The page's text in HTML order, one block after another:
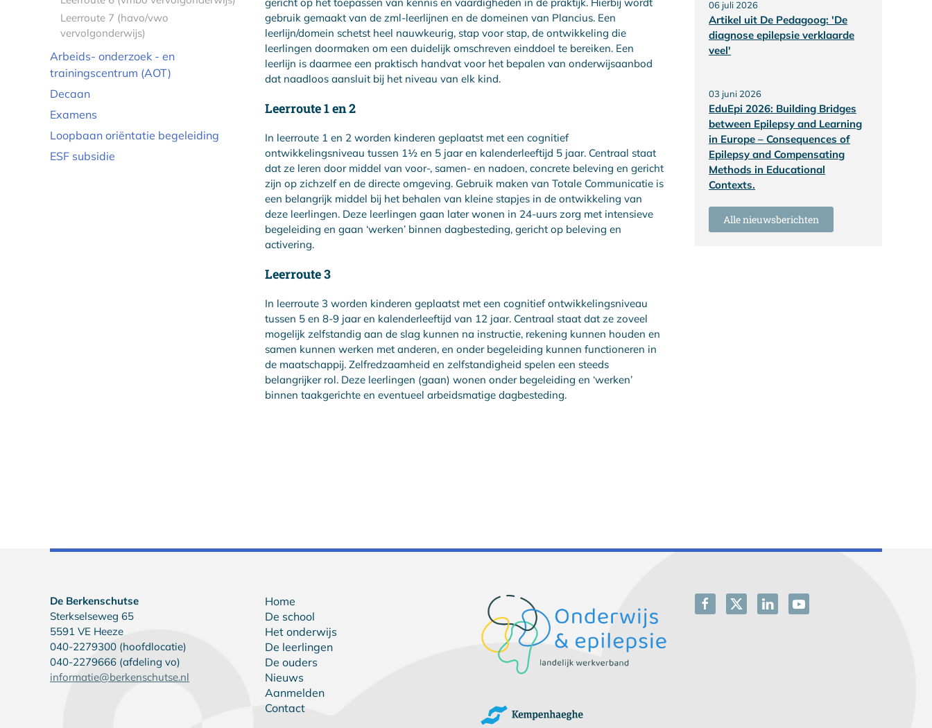
Leerroute 7 (havo/vwo
vervolgonderwijs)
Arbeids- onderzoek - en
trainingscentrum (AOT)
Decaan
Examens
Loopbaan oriëntatie begeleiding
ESF subsidie
gebruik gemaakt van de zml-leerlijnen en de domeinen van Plancius. Een
leerlijn/domein schetst heel nauwkeurig, stap voor stap, de ontwikkeling die
leerlingen doormaken om een duidelijk omschreven einddoel te bereiken. Een
leerlijn is daarmee een praktisch handvat voor het bepalen van onderwijsaanbod
dat naadloos aansluit bij het niveau van elk kind.
Leerroute 1 en 2
In leerroute 1 en 2 worden kinderen geplaatst met een cognitief
ontwikkelingsniveau tussen 1½ en 5 jaar en kalenderleeftijd 5 jaar. Centraal staat
dat ze leren door middel van voor-, samen- en nadoen, concrete beleving en gericht
zijn op zichzelf en de directe omgeving. Gebruik maken van Totale Communicatie is
een belangrijk middel bij het behalen van kleine stapjes in de ontwikkeling van
deze leerlingen. Deze leerlingen gaan later wonen in 24-uurs zorg met intensieve
begeleiding en gaan ‘werken’ binnen dagbesteding, gericht op beleving en
activering.
Leerroute 3
In leerroute 3 worden kinderen geplaatst met een cognitief ontwikkelingsniveau
tussen 5 en 8-9 jaar en kalenderleeftijd van 12 jaar. Centraal staat dat ze zoveel
mogelijk zelfstandig aan de slag kunnen na instructie, rekening kunnen houden en
samen kunnen werken met anderen, en onder begeleiding kunnen functioneren in
de maatschappij. Zelfredzaamheid en zelfstandigheid spelen een steeds
belangrijker rol. Deze leerlingen (gaan) wonen onder begeleiding en ‘werken’
binnen taakgerichte en eventueel arbeidsmatige dagbesteding.
06 juli 2026
Artikel uit De Pedagoog: 'De
diagnose epilepsie verklaarde
veel'
03 juni 2026
EduEpi 2026: Building Bridges
between Epilepsy and Learning
in Europe – Consequences of
Epilepsy and Compensating
Methods in Educational
Contexts.
Alle nieuwsberichten
De Berkenschutse
Sterkselseweg 65
5591 VE Heeze
040-2279300 (hoofdlocatie)
040-2279666 (afdeling vo)
informatie@berkenschutse.nl
Home
De school
Het onderwijs
De leerlingen
De ouders
Nieuws
Aanmelden
Contact